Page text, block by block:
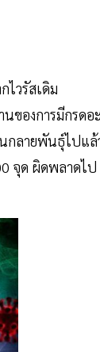
วรัสเดิม
ของการมีกรดอ
กลายพันธุ์ไปแล้
จุด ผิดพลาดไป